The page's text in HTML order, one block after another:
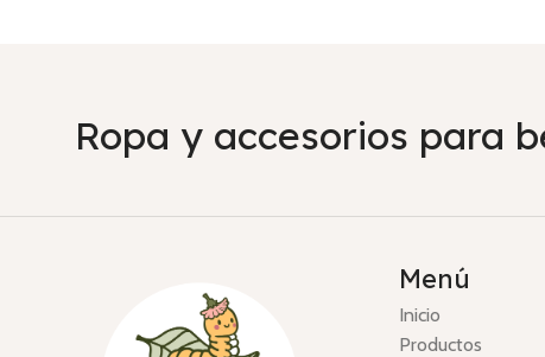
Ropa y accesorios para
Menú
Inicio
Productos